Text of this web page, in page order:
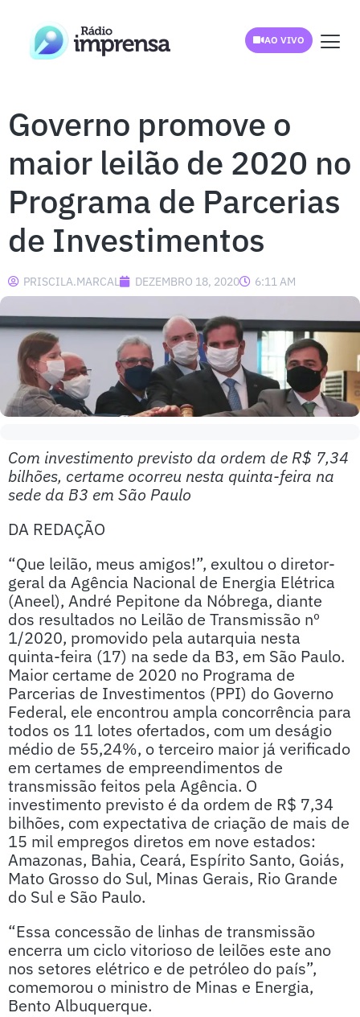
AO VIVO
Governo promove o
maior leilão de 2020 no
Programa de Parcerias
de Investimentos
PRISCILA.MARCAL DEZEMBRO 18, 2020 6:11 AM
Com investimento previsto da ordem de R$ 7,34
bilhões, certame ocorreu nesta quinta-feira na
sede da B3 em São Paulo
DA REDAÇÃO
“Que leilão, meus amigos!”, exultou o diretor-
geral da Agência Nacional de Energia Elétrica
(Aneel), André Pepitone da Nóbrega, diante
dos resultados no Leilão de Transmissão nº
1/2020, promovido pela autarquia nesta
quinta-feira (17) na sede da B3, em São Paulo.
Maior certame de 2020 no Programa de
Parcerias de Investimentos (PPI) do Governo
Federal, ele encontrou ampla concorrência para
todos os 11 lotes ofertados, com um deságio
médio de 55,24%, o terceiro maior já verificado
em certames de empreendimentos de
transmissão feitos pela Agência. O
investimento previsto é da ordem de R$ 7,34
bilhões, com expectativa de criação de mais de
15 mil empregos diretos em nove estados:
Amazonas, Bahia, Ceará, Espírito Santo, Goiás,
Mato Grosso do Sul, Minas Gerais, Rio Grande
do Sul e São Paulo.
“Essa concessão de linhas de transmissão
encerra um ciclo vitorioso de leilões este ano
nos setores elétrico e de petróleo do país”,
comemorou o ministro de Minas e Energia,
Bento Albuquerque.